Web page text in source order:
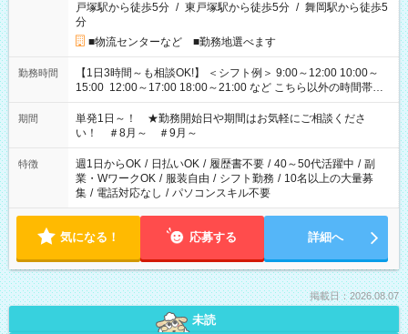
戸塚駅から徒歩5分 / 東戸塚駅から徒歩5分 / 舞岡駅から徒歩5
分
■物流センターなど ■勤務地選べます
勤務時間
【1日3時間～も相談OK!】 ＜シフト例＞ 9:00～12:00 10:00～
15:00 12:00～17:00 18:00～21:00 など こちら以外の時間帯も
お気軽にご相談ください！
期間
単発1日～！ ★勤務開始日や期間はお気軽にご相談くださ
い！ ＃8月～ ＃9月～
特徴 週1日からOK / 日払いOK / 履歴書不要 / 40～50代活躍中 / 副
業・WワークOK / 服装自由 / シフト勤務 / 10名以上の大量募
集 / 電話対応なし / パソコンスキル不要
気になる！ 応募する 詳細へ
掲載日：2026.08.07
未読